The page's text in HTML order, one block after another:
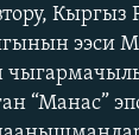
Кыргыз
ээси
“Манас”